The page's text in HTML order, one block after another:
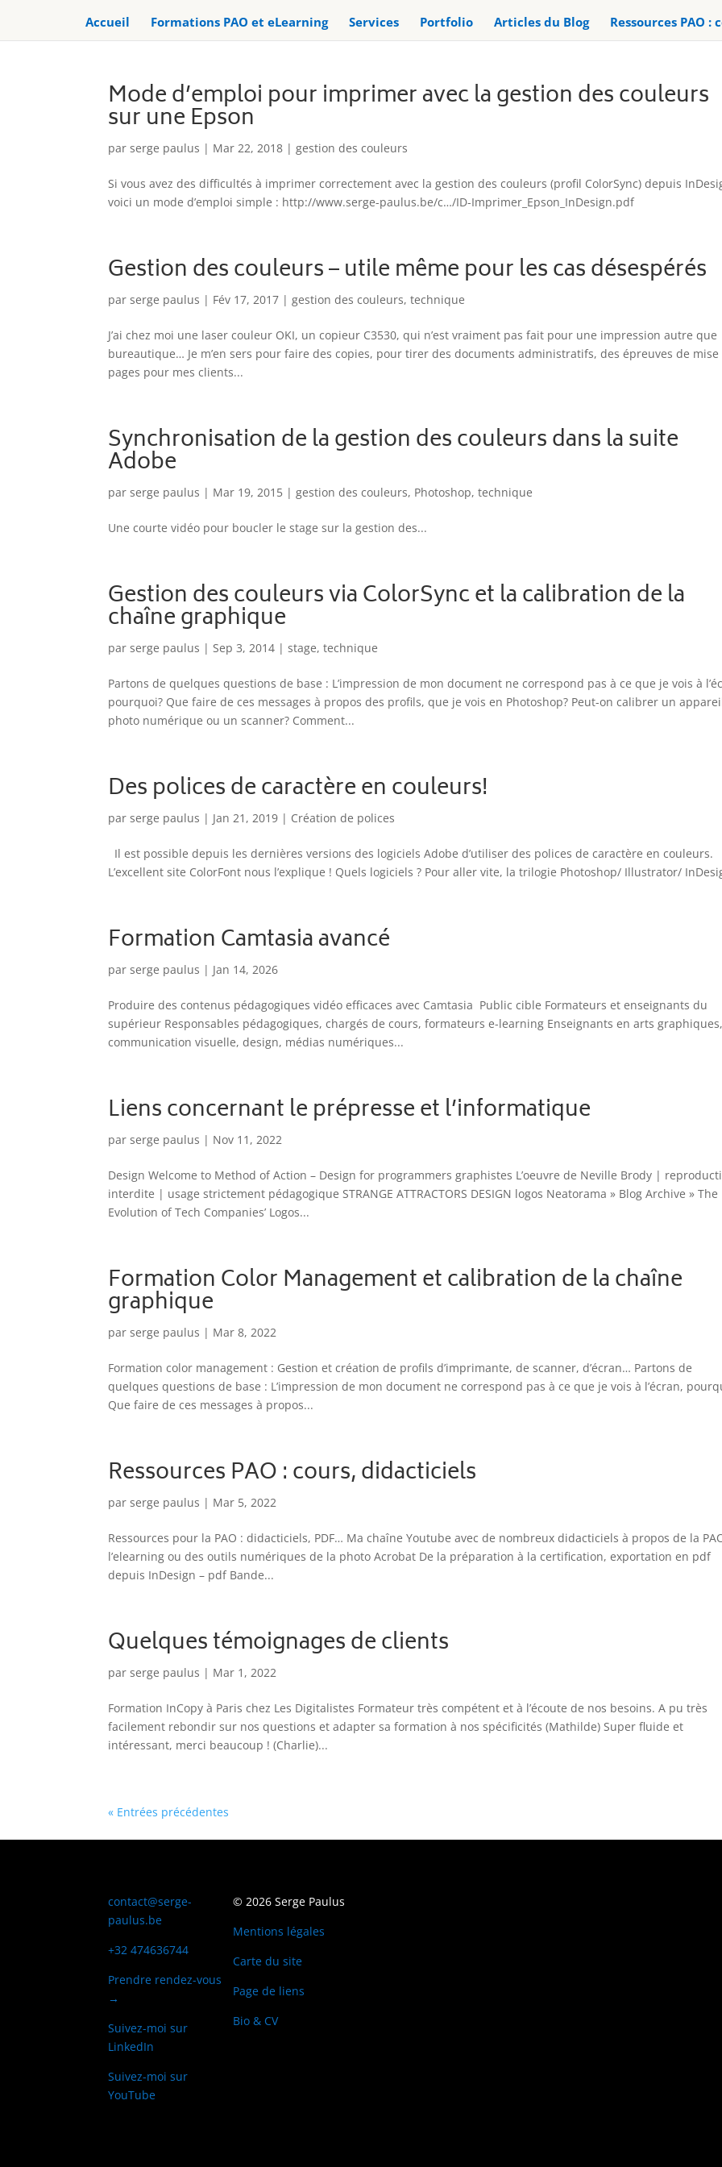
Accueil Formations PAO et eLearning Services Portfolio Articles du Blog Ressources PAO
Mode d’emploi pour imprimer avec la gestion des couleurs
sur une Epson
parserge paulus | Mar 22, 2018 |gestion des couleurs
Si vous avez des difficultés à imprimer correctement avec la gestion des couleurs (profil ColorSync) depuis
voici un mode d’emploi simple : http://www.serge-paulus.be/c…/ID-Imprimer_Epson_InDesign.pdf
Gestion des couleurs – utile même pour les cas désespérés
parserge paulus | Fév 17, 2017 |gestion des couleurs,technique
J’ai chez moi une laser couleur OKI, un copieur C3530, qui n’est vraiment pas fait pour une impression autre que
bureautique… Je m’en sers pour faire des copies, pour tirer des documents administratifs, des épreuves de mise
pages pour mes clients...
Synchronisation de la gestion des couleurs dans la suite
Adobe
parserge paulus | Mar 19, 2015 |gestion des couleurs, Photoshop,technique
Une courte vidéo pour boucler le stage sur la gestion des...
Gestion des couleurs via ColorSync et la calibration de la
chaîne graphique
parserge paulus |Sep 3, 2014 |stage,technique
Partons de quelques questions de base : L’impression de mon document ne correspond pas à ce que je vois à
pourquoi? Que faire de ces messages à propos des profils, que je vois en Photoshop? Peut-on calibrer un
photo numérique ou un scanner? Comment...
Des polices de caractère en couleurs!
parserge paulus | Jan 21, 2019 | Création de polices
Il est possible depuis les dernières versions des logiciels Adobe d’utiliser des polices de caractère en couleurs.
L’excellent site ColorFont nous l’explique ! Quels logiciels ? Pour aller vite, la trilogie Photoshop/ Illustrator/
Formation Camtasia avancé
parserge paulus | Jan 14, 2026
Produire des contenus pédagogiques vidéo efficaces avec Camtasia Public cible Formateurs et enseignants du
supérieur Responsables pédagogiques, chargés de cours, formateurs e-learning Enseignants en arts graphiques,
communication visuelle, design, médias numériques...
Liens concernant le prépresse et l’informatique
parserge paulus | Nov 11, 2022
Design Welcome to Method of Action – Design for programmers graphistes L’oeuvre de Neville Brody |
interdite | usage strictement pédagogique STRANGE ATTRACTORS DESIGN logos Neatorama » Blog Archive » The
Evolution of Tech Companies’ Logos...
Formation Color Management et calibration de la chaîne
graphique
parserge paulus | Mar 8, 2022
Formation color management : Gestion et création de profils d’imprimante, de scanner, d’écran… Partons de
quelques questions de base : L’impression de mon document ne correspond pas à ce que je vois à l’écran,
Que faire de ces messages à propos...
Ressources PAO : cours, didacticiels
parserge paulus | Mar 5, 2022
Ressources pour la PAO : didacticiels, PDF… Ma chaîne Youtube avec de nombreux didacticiels à propos de la
l’elearning ou des outils numériques de la photo Acrobat De la préparation à la certification, exportation en pdf
depuis InDesign – pdf Bande...
Quelques témoignages de clients
parserge paulus | Mar 1, 2022
Formation InCopy à Paris chez Les Digitalistes Formateur très compétent et à l’écoute de nos besoins. A pu très
facilement rebondir sur nos questions et adapter sa formation à nos spécificités (Mathilde) Super fluide et
intéressant, merci beaucoup ! (Charlie)...
« Entrées précédentes
contact@serge-
paulus.be
+32 474636744
Prendre rendez-vous
→
Suivez-moi sur
LinkedIn
Suivez-moi sur
YouTube
© 2026 Serge Paulus
Mentions légales
Carte du site
Page de liens
Bio & CV